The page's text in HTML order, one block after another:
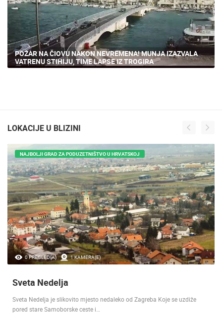
POŽAR NA ČIOVU NAKON NEVREMENA! MUNJA IZAZVALA
VATRENU STIHIJU, TIME LAPSE IZ TROGIRA
LOKACIJE U BLIZINI
0 PREGLED(A) 1 KAMERA(E)
NAJBOLJI GRAD ZA PODUZETNIŠTVO U HRVATSKOJ
Sveta Nedelja
Sveta Nedelja je slikovito mjesto nedaleko od Zagreba Koje se uzdiže
pored stare Samoborske ceste i…